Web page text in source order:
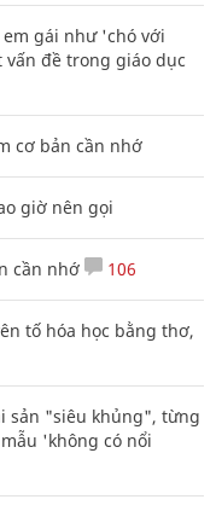
gái như 'chó với
đề trong giáo dục
cơ bản cần nhớ
giờ nên gọi
cần nhớ 106
tố hóa học bằng thơ,
sản "siêu khủng", từng
'không có nổi